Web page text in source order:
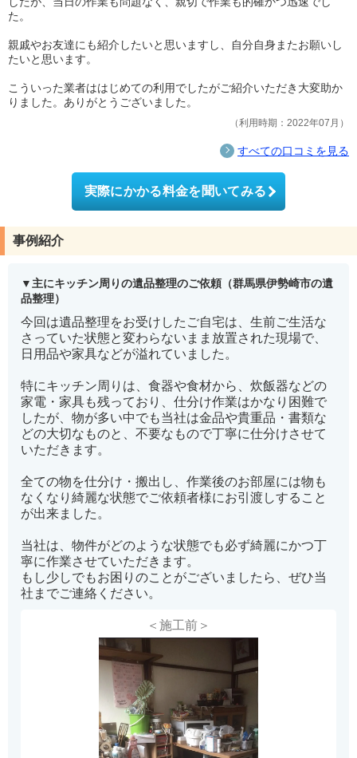
た。
親戚やお友達にも紹介したいと思いますし、自分自身またお願いし
たいと思います。
こういった業者ははじめての利用でしたがご紹介いただき大変助か
りました。ありがとうございました。
利用時期：2022年07月
すべての口コミを見る
実際にかかる料金を聞いてみる
事例紹介
主にキッチン周りの遺品整理のご依頼（群馬県伊勢崎市の遺
品整理）
今回は遺品整理をお受けしたご自宅は、生前ご生活な
さっていた状態と変わらないまま放置された現場で、
日用品や家具などが溢れていました。
特にキッチン周りは、食器や食材から、炊飯器などの
家電・家具も残っており、仕分け作業はかなり困難で
したが、物が多い中でも当社は金品や貴重品・書類な
どの大切なものと、不要なもので丁寧に仕分けさせて
いただきます。
全ての物を仕分け・搬出し、作業後のお部屋には物も
なくなり綺麗な状態でご依頼者様にお引渡しすること
が出来ました。
当社は、物件がどのような状態でも必ず綺麗にかつ丁
寧に作業させていただきます。
もし少しでもお困りのことがございましたら、ぜひ当
社までご連絡ください。
＜施工前＞